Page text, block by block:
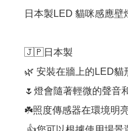
日本製LED 貓咪感應壁
🇯🇵日本製
🌿 安裝在牆上的LED貓
🌷燈會隨著輕微的聲音
☘️照度傳感器在環境明